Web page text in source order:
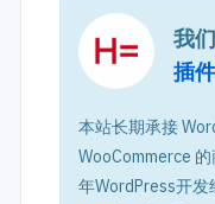
我
插
本站长期承接
WooCommerce
年WordPress开